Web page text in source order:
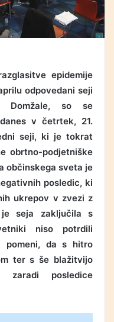
epidemije
odpovedani seji
Domžale, so se
v četrtek, 21.
seji, ki je tokrat
obrtno-podjetniške
občinskega sveta je
posledic, ki
ukrepov v zvezi z
je seja zaključila s
niso potrdili
pomeni, da s hitro
ter s še blažitvijo
zaradi posledice